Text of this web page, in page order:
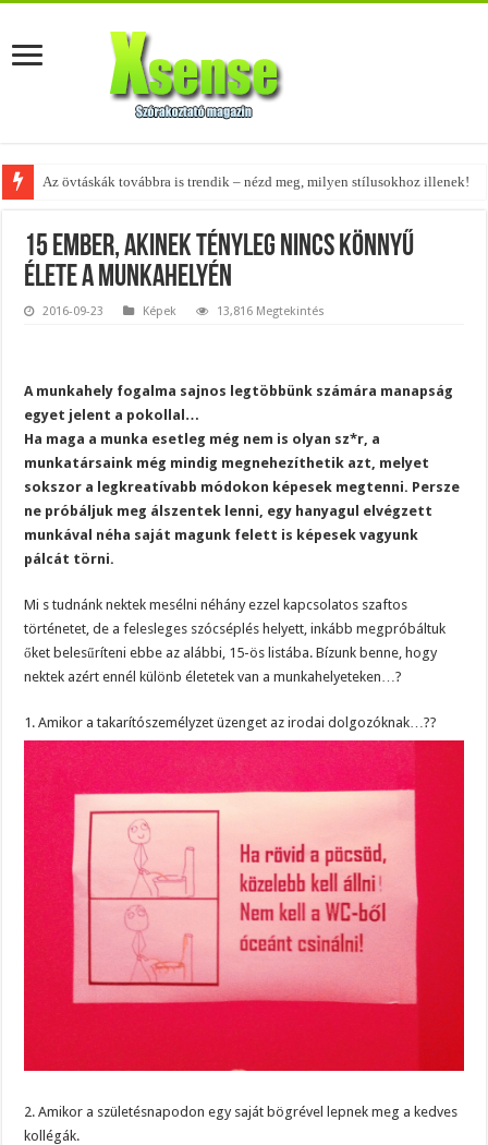
Az övtáskák továbbra is trendik – nézd meg, milyen stílusokhoz illenek!
A tökéletes táskák férfiaknak – fedezd fel az 5 legjobb fazont!
15 ember, akinek tényleg nincs könnyű
élete a munkahelyén
2016-09-23 Képek 13,816 Megtekintés
A munkahely fogalma sajnos legtöbbünk számára manapság
egyet jelent a pokollal…
Ha maga a munka esetleg még nem is olyan sz*r, a
munkatársaink még mindig megnehezíthetik azt, melyet
sokszor a legkreatívabb módokon képesek megtenni. Persze
ne próbáljuk meg álszentek lenni, egy hanyagul elvégzett
munkával néha saját magunk felett is képesek vagyunk
pálcát törni.
Mi s tudnánk nektek mesélni néhány ezzel kapcsolatos szaftos
történetet, de a felesleges szócséplés helyett, inkább megpróbáltuk
őket belesűríteni ebbe az alábbi, 15-ös listába. Bízunk benne, hogy
nektek azért ennél különb életetek van a munkahelyeteken…?
1. Amikor a takarítószemélyzet üzenget az irodai dolgozóknak…??
2. Amikor a születésnapodon egy saját bögrével lepnek meg a kedves
kollégák.